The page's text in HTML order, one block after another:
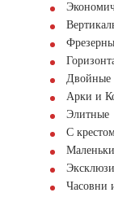
Обратный звонок
Двойные
Арки и
Элитные
С
Часовни